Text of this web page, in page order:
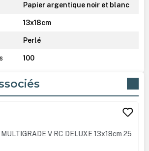
Papier argentique noir et blanc
13x18cm
Perlé
100